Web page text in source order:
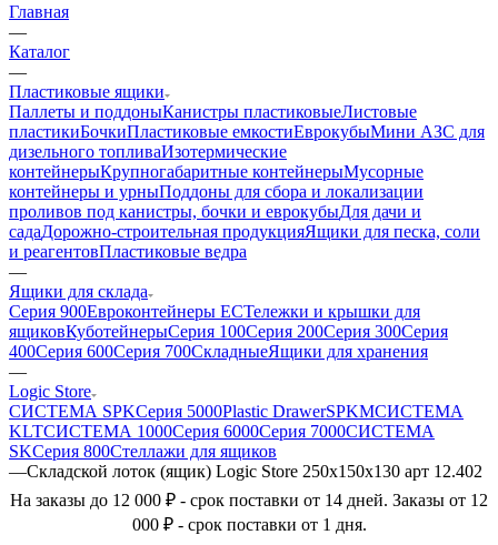
Главная
—
Каталог
—
Пластиковые ящики
Паллеты и поддоныКанистры пластиковыеЛистовые
пластикиБочкиПластиковые емкостиЕврокубыМини АЗС для
дизельного топливаИзотермические
контейнерыКрупногабаритные контейнерыМусорные
контейнеры и урныПоддоны для сбора и локализации
проливов под канистры, бочки и еврокубыДля дачи и
садаДорожно-строительная продукцияЯщики для песка, соли
и реагентовПластиковые ведра
—
Ящики для склада
Серия 900Евроконтейнеры ЕСТележки и крышки для
ящиковКуботейнерыСерия 100Серия 200Серия 300Серия
400Серия 600Серия 700СкладныеЯщики для хранения
—
Logic Store
СИСТЕМА SPKСерия 5000Plastic DrawerSPKMСИСТЕМА
KLTСИСТЕМА 1000Серия 6000Серия 7000СИСТЕМА
SKСерия 800Стеллажи для ящиков
—Складской лоток (ящик) Logic Store 250х150х130 арт 12.402
На заказы до 12 000 ₽ - срок поставки от 14 дней. Заказы от 12
000 ₽ - срок поставки от 1 дня.